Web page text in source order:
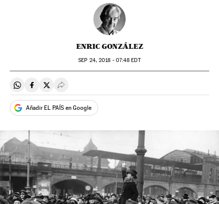
ENRIC GONZÁLEZ
SEP 24, 2018 - 07:48 EDT
Compartir en Whatsapp
Compartir en Facebook
Compartir en Twitter
Desplegar Redes Sociales
Añadir EL PAÍS en Google